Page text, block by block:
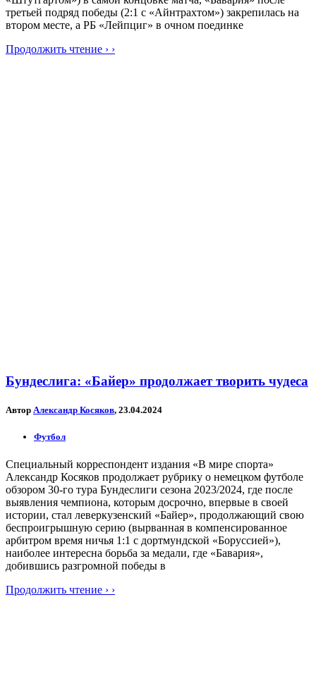
третьей подряд победы (2:1 с «Айнтрахтом») закрепилась на
втором месте, а РБ «Лейпциг» в очном поединке
Продолжить чтение › ›
Бундеслига: «Байер» продолжает творить чудеса
Автор Александр Косяков, 23.04.2024
Футбол
Специальный корреспондент издания «В мире спорта»
Александр Косяков продолжает рубрику о немецком футболе
обзором 30-го тура Бундеслиги сезона 2023/2024, где после
выявления чемпиона, которым досрочно, впервые в своей
истории, стал леверкузенский «Байер», продолжающий свою
беспроигрышную серию (вырванная в компенсированное
арбитром время ничья 1:1 с дортмундской «Боруссией»),
наиболее интересна борьба за медали, где «Бавария»,
добившись разгромной победы в
Продолжить чтение › ›